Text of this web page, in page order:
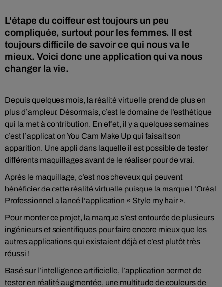
L'étape du coiffeur est toujours un peu
compliquée, surtout pour les femmes. Il est
toujours difficile de savoir ce qui nous va le
mieux. Voici donc une application qui va nous
changer la vie.
Depuis quelques mois, la réalité virtuelle prend de plus en
plus d’ampleur. Désormais, c’est le domaine de l’esthétique
qui la met à contribution. En effet, il y a quelques semaines
c’est l’application You Cam Make Up qui faisait son
apparition. Une appli dans laquelle il est possible de tester
différents maquillages avant de le réaliser pour de vrai.
Après le maquillage, c’est nos cheveux qui peuvent
bénéficier de cette réalité virtuelle puisque la marque L’Oréal
Professionnel a lancé l’application « Style my hair ».
Pour monter ce projet, la marque s’est entourée de plusieurs
ingénieurs et scientifiques pour faire encore mieux que les
autres applications qui existaient déjà et c’est plutôt très
réussi !
Basé sur l’intelligence artificielle, l’application permet de
tester en réalité augmentée, une multitude de couleurs de